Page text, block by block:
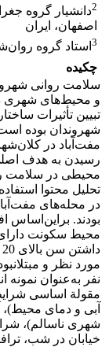
2دانشیار گروه
اصفهان، ایران
3 استاد گروه
چکیده
سلامت روانی
و محیط‌های شهری
تبیین تأثیرات
شهروندان بوده
مفت‌آباد در
رسیدن به هدف
محیطی در سلامت
تحلیل محتوا
بودند. براین‌اساس
محیط سکونت دارای
نفر به‌عنوان
مقولة اساسی
آبی و دمای
شهری ناسالم)،
خیابان در شب،